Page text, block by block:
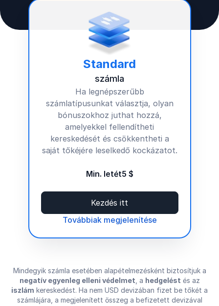
Standard
számla
Ha legnépszerűbb
számlatípusunkat választja, olyan
bónuszokhoz juthat hozzá,
amelyekkel fellendítheti
kereskedését és csökkentheti a
saját tőkéjére leselkedő kockázatot.
Min. letét5 $
Kezdés itt
Továbbiak megjelenítése
Mindegyik számla esetében alapételmezésként biztosítjuk a
negatív egyenleg elleni védelmet , a hedgelést és az
iszlám kereskedést. Ha nem USD devizában fizet be tőkét a
számlájára, a megjelenített összeg a befizetett devizával